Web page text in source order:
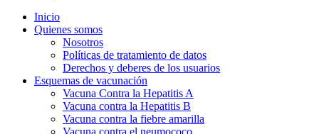
Inicio
Quienes somos
Nosotros
Políticas de tratamiento de datos
Derechos y deberes de los usuarios
Esquemas de vacunación
Vacuna Contra la Hepatitis A
Vacuna contra la Hepatitis B
Vacuna contra la fiebre amarilla
Vacuna contra el neumococo